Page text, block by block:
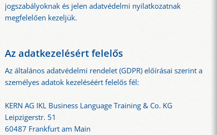
jogszabályoknak és jelen adatvédelmi nyilatkozatnak
megfelelően kezeljük.
Az adatkezelésért felelős
Az általános adatvédelmi rendelet (GDPR) előírásai szerint a
személyes adatok kezeléséért felelős fél:
KERN AG IKL Business Language Training & Co. KG
Leipzigerstr. 51
60487 Frankfurt am Main